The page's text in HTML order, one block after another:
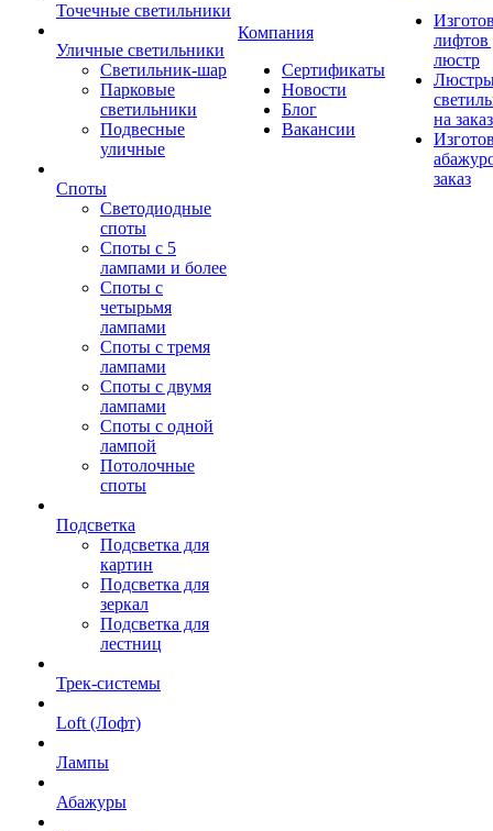
Точечные светильники
Уличные светильники
Светильник-шар
Парковые
светильники
Подвесные
уличные
Споты
Светодиодные
споты
Споты с 5
лампами и более
Споты с
четырьмя
лампами
Споты с тремя
лампами
Споты с двумя
лампами
Споты с одной
лампой
Потолочные
споты
Подсветка
Подсветка для
картин
Подсветка для
зеркал
Подсветка для
лестниц
Трек-системы
Loft (Лофт)
Лампы
Абажуры
Компания
Сертификаты
Новости
Блог
Вакансии
лифтов
люстр
на заказ
заказ